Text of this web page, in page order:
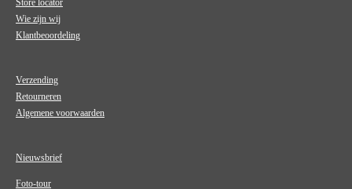
Store locator
Wie zijn wij
Klantbeoordeling
Verzending
Retourneren
Algemene voorwaarden
Nieuwsbrief
Foto-tour